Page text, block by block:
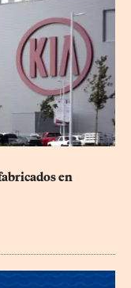
en